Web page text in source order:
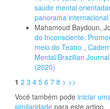
saúde mental
panorama
Mahamoud Baydoun,
do Inconsciente:
meio do Teatro ,
Mental/Brazilian
(2020)
1 2 3 4 5 6 7 8 > >>
Você também pode iniciar
similaridade para este artigo.